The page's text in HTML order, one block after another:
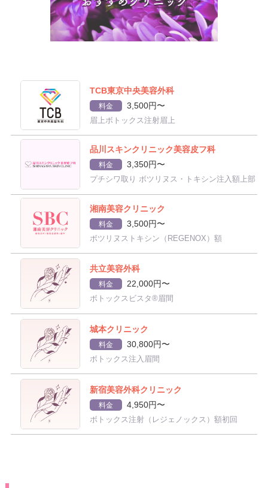
TCB東京中央美容外科
料金 3,500円〜
眉上ボトックス注射眉上
品川スキンクリニック美容皮フ科
料金 3,350円〜
プチシワ取り ボツリヌス・トキシン注入額上部
湘南美容クリニック
料金 3,500円〜
ボツリヌストキシン（REGENOX）額
共立美容外科
料金 22,000円〜
ボトックスビスタ®眉間
城本クリニック
料金 30,800円〜
ボトックス注入眉間
新宿美容外科クリニック
料金 4,950円〜
ボトックス注射（レジェノックス）額初回